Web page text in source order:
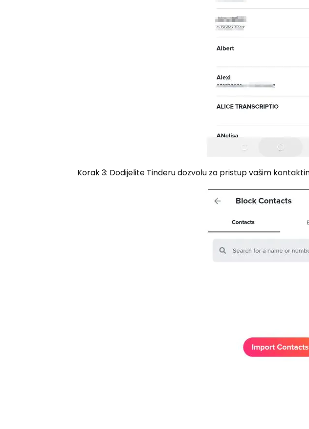
Korak 3: Dodijelite Tinderu dozvolu za pristup vašim